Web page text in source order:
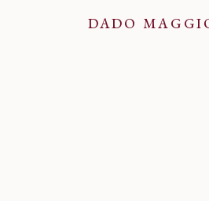
DADO
Príbehy &